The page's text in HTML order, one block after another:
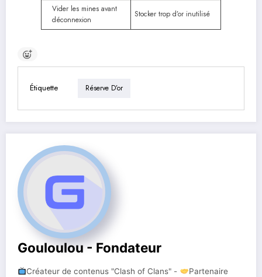
Vider les mines avant
déconnexion
Stocker trop d’or inutilisé
Étiquette Réserve D’or
Gouloulou - Fondateur
Créateur de contenus "Clash of Clans" -
Partenaire